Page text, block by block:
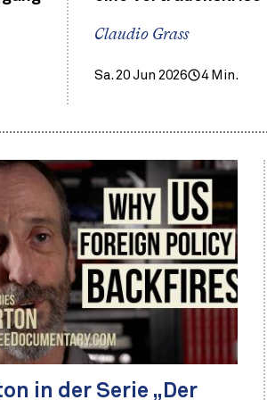
Claudio Grass
Sa. 20 Jun 2026 4 Min.
in der Serie „Der